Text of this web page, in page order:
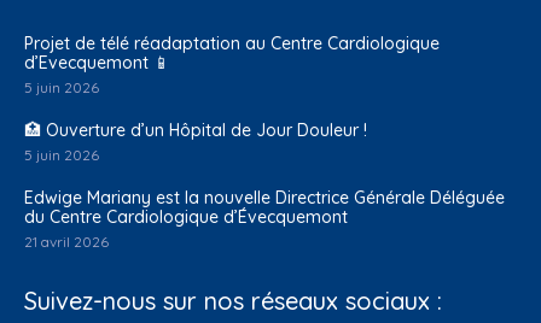
Projet de télé réadaptation au Centre Cardiologique
d’Evecquemont 📱
5 juin 2026
🏥 Ouverture d’un Hôpital de Jour Douleur !
5 juin 2026
Edwige Mariany est la nouvelle Directrice Générale Déléguée
du Centre Cardiologique d’Évecquemont
21 avril 2026
Suivez-nous sur nos réseaux sociaux :